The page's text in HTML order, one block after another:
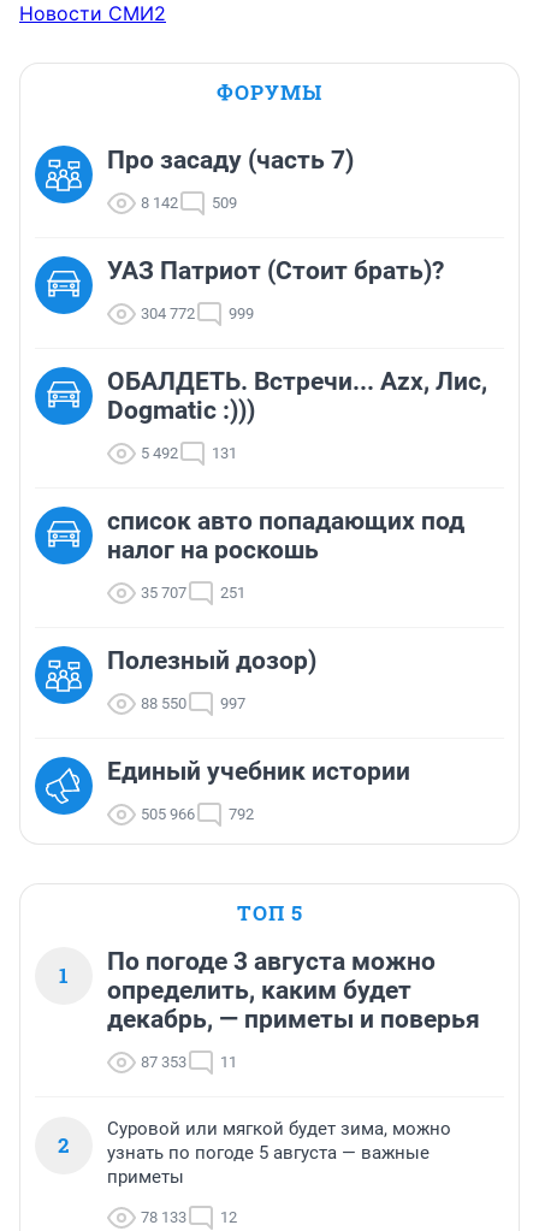
Новости СМИ2
ФОРУМЫ
Про засаду (часть 7)
8 142 509
УАЗ Патриот (Стоит брать)?
304 772 999
ОБАЛДЕТЬ. Встречи... Azx, Лис,
Dogmatic :)))
5 492 131
список авто попадающих под
налог на роскошь
35 707 251
Полезный дозор)
88 550 997
Единый учебник истории
505 966 792
ТОП 5
1
По погоде 3 августа можно
определить, каким будет
декабрь, — приметы и поверья
87 353 11
2
Суровой или мягкой будет зима, можно
узнать по погоде 5 августа — важные
приметы
78 133 12